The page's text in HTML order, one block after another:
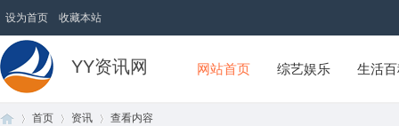
设为首页 收藏本站
YY资讯网 网站首页 综艺娱乐 生活
首页 资讯 查看内容